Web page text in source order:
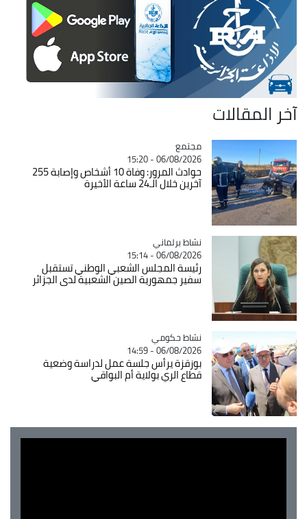
آخر المقالات
Catégorie
مجتمع
06/08/2026 - 15:20
حوادث المرور: وفاة 10 أشخاص وإصابة 255
آخرين خلال الـ24 ساعة الأخيرة
Catégorie
نشاط برلماني
06/08/2026 - 15:14
رئيسة المجلس الشعبي الوطني تستقبل
سفير جمهورية الصين الشعبية لدى الجزائر
Catégorie
نشاط حكومي
06/08/2026 - 14:59
بوزقزة يرأس جلسة عمل لدراسة وضعية
قطاع الري بولاية أم البواقي